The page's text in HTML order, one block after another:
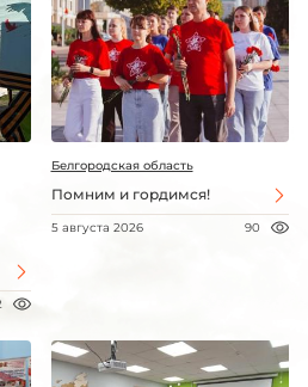
Белгородская область
Помним и гордимся!
5 августа 2026 90